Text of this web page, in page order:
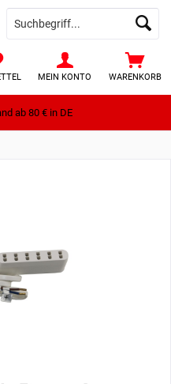
ab 80 € in DE
WARENKORB
MEIN KONTO